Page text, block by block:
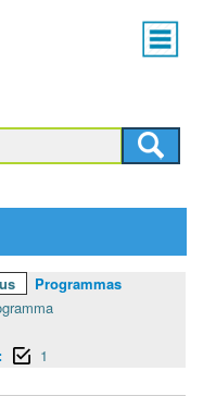
Main
menu
Programmas
1